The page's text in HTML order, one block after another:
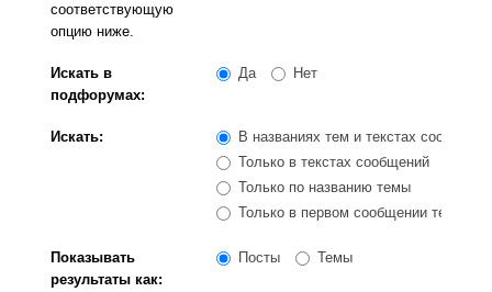
соответствующую
опцию ниже.
Искать в
подфорумах:
Да Нет
Искать:
В названиях тем и текстах
Только в текстах сообщений
Только по названию темы
Только в первом сообщении темы
Показывать
результаты как:
Посты Темы